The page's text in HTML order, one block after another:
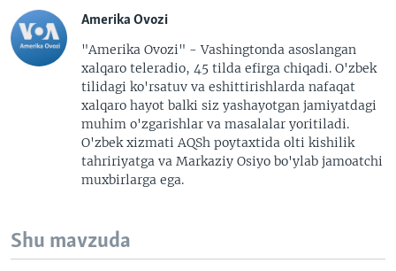
Amerika Ovozi
"Amerika Ovozi" - Vashingtonda asoslangan
xalqaro teleradio, 45 tilda efirga chiqadi. O'zbek
tilidagi ko'rsatuv va eshittirishlarda nafaqat
xalqaro hayot balki siz yashayotgan jamiyatdagi
muhim o'zgarishlar va masalalar yoritiladi.
O'zbek xizmati AQSh poytaxtida olti kishilik
tahririyatga va Markaziy Osiyo bo'ylab jamoatchi
muxbirlarga ega.
Shu mavzuda